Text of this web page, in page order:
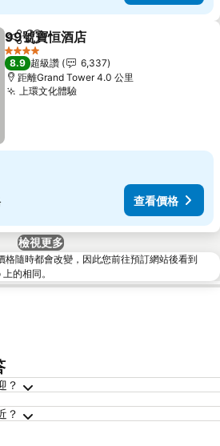
分享 加入我的最愛
99號寶恒酒店
4 星級
8.9 超級讚
6,337
距離Grand Tower 4.0 公里
上環文化體驗查看價格
查看價格
檢視更多
格隨時都會改變，因此您前往預訂網站後看到
的相同。
？
？